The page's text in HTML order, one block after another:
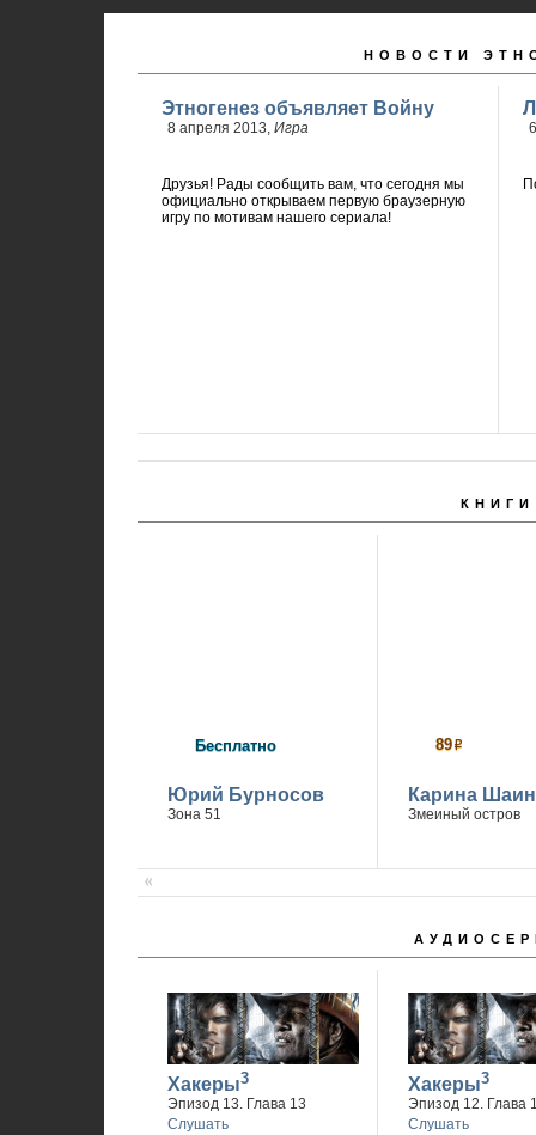
НОВОСТИ
Этногенез объявляет Войну
8 апреля 2013, Игра
Друзья! Рады сообщить вам, что сегодня мы
официально открываем первую браузерную
игру по мотивам нашего сериала!
КНИГИ
Бесплатно
Юрий Бурносов
Зона 51
89р
Карина
Змеиный остров
Хакеры3
Эпизод 13. Глава 13
Слушать
Хакеры3
Эпизод 12. Глава
Слушать